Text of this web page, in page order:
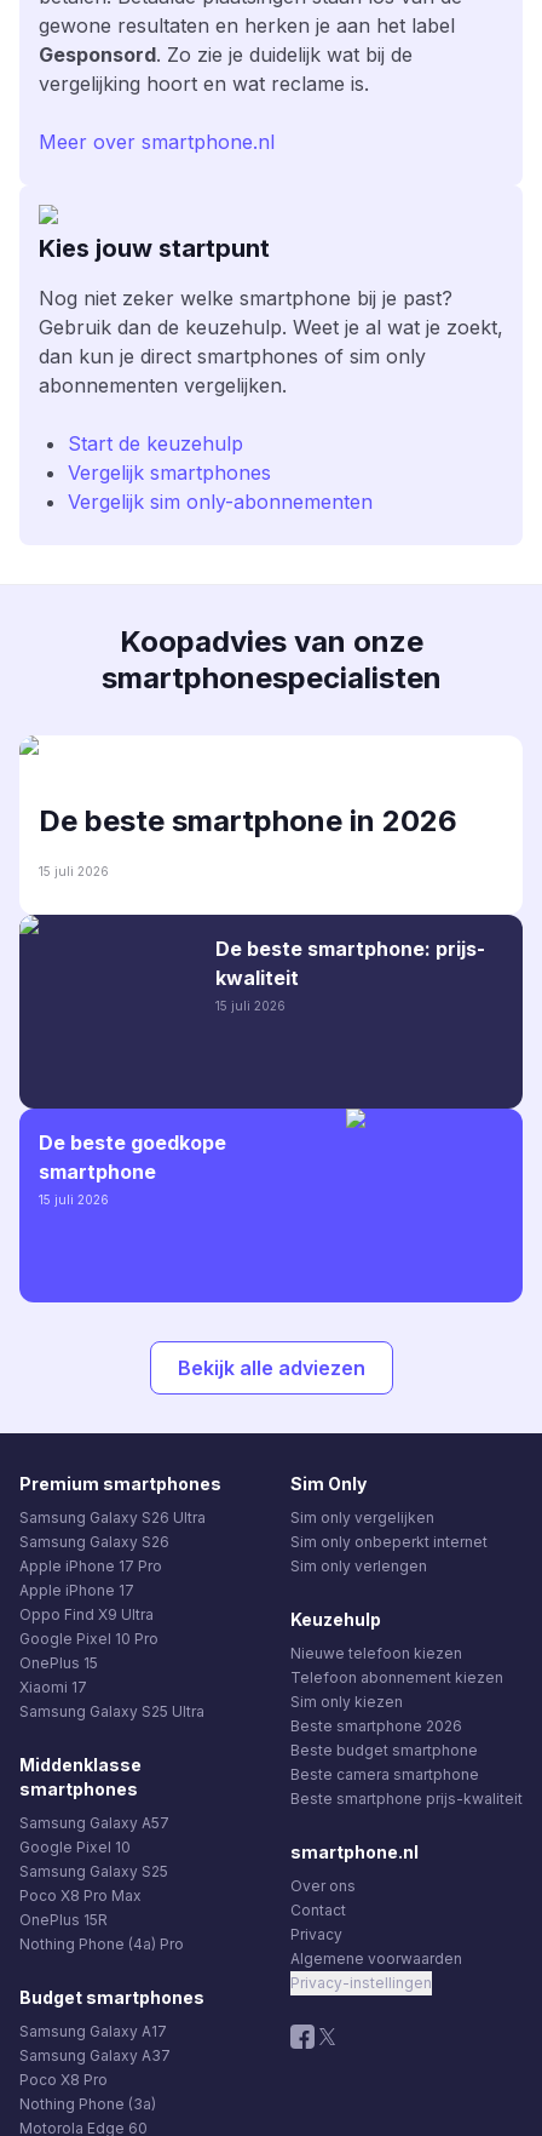
gewone resultaten en herken je aan het label
Gesponsord. Zo zie je duidelijk wat bij de
vergelijking hoort en wat reclame is.
Meer over smartphone.nl
Kies jouw startpunt
Nog niet zeker welke smartphone bij je past?
Gebruik dan de keuzehulp. Weet je al wat je zoekt,
dan kun je direct smartphones of sim only
abonnementen vergelijken.
Start de keuzehulp
Vergelijk smartphones
Vergelijk sim only-abonnementen
Koopadvies van onze
smartphonespecialisten
De beste smartphone in 2026
15 juli 2026
De beste smartphone: prijs-
kwaliteit
15 juli 2026
De beste goedkope
smartphone
15 juli 2026
Bekijk alle adviezen
Premium smartphones
Samsung Galaxy S26 Ultra
Samsung Galaxy S26
Apple iPhone 17 Pro
Apple iPhone 17
Oppo Find X9 Ultra
Google Pixel 10 Pro
OnePlus 15
Xiaomi 17
Samsung Galaxy S25 Ultra
Middenklasse
smartphones
Samsung Galaxy A57
Google Pixel 10
Samsung Galaxy S25
Poco X8 Pro Max
OnePlus 15R
Nothing Phone (4a) Pro
Budget smartphones
Samsung Galaxy A17
Samsung Galaxy A37
Poco X8 Pro
Nothing Phone (3a)
Motorola Edge 60
Sim Only
Sim only vergelijken
Sim only onbeperkt internet
Sim only verlengen
Keuzehulp
Nieuwe telefoon kiezen
Telefoon abonnement kiezen
Sim only kiezen
Beste smartphone 2026
Beste budget smartphone
Beste camera smartphone
Beste smartphone prijs-kwaliteit
smartphone.nl
Over ons
Contact
Privacy
Algemene voorwaarden
Privacy-instellingen